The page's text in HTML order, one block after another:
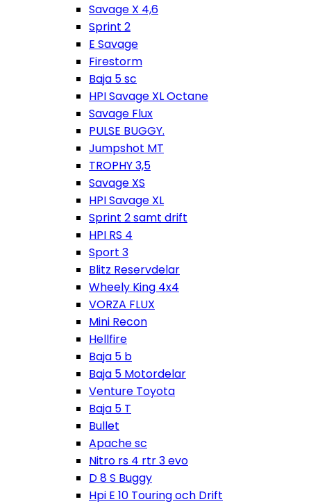
Savage X 4,6
Sprint 2
E Savage
Firestorm
Baja 5 sc
HPI Savage XL Octane
Savage Flux
PULSE BUGGY.
Jumpshot MT
TROPHY 3,5
Savage XS
HPI Savage XL
Sprint 2 samt drift
HPI RS 4
Sport 3
Blitz Reservdelar
Wheely King 4x4
VORZA FLUX
Mini Recon
Hellfire
Baja 5 b
Baja 5 Motordelar
Venture Toyota
Baja 5 T
Bullet
Apache sc
Nitro rs 4 rtr 3 evo
D 8 S Buggy
Hpi E 10 Touring och Drift